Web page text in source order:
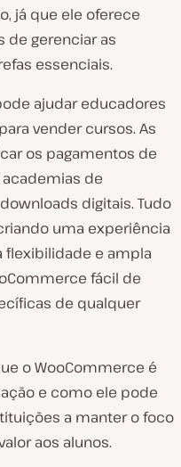
já que ele oferece
de gerenciar as
essenciais.
ajudar educadores
vender cursos. As
os pagamentos de
de
digitais. Tudo
uma experiência
flexibilidade e ampla
fácil de
de qualquer
o WooCommerce é
e como ele pode
a manter o foco
aos alunos.